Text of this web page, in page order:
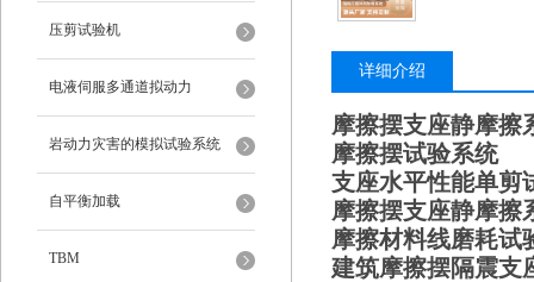
压剪试验机
电液伺服多通道拟动力
岩动力灾害的模拟试验系统
自平衡加载
TBM
详细介绍
摩擦摆支座静摩擦
摩擦摆试验系统
支座水平性能单剪
摩擦摆支座静摩擦
摩擦材料线磨耗试
建筑摩擦摆隔震支